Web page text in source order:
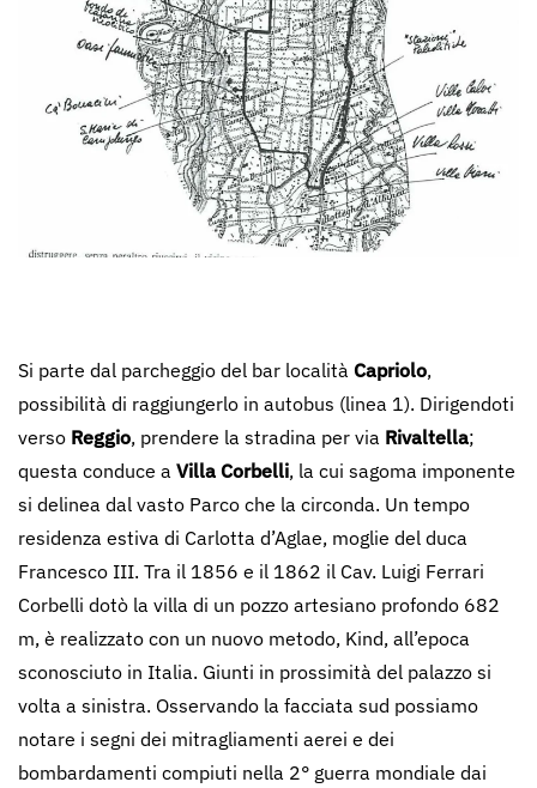
Si parte dal parcheggio del bar località Capriolo,
possibilità di raggiungerlo in autobus (linea 1). Dirigendoti
verso Reggio, prendere la stradina per via Rivaltella;
questa conduce a Villa Corbelli, la cui sagoma imponente
si delinea dal vasto Parco che la circonda. Un tempo
residenza estiva di Carlotta d’Aglae, moglie del duca
Francesco III. Tra il 1856 e il 1862 il Cav. Luigi Ferrari
Corbelli dotò la villa di un pozzo artesiano profondo 682
m, è realizzato con un nuovo metodo, Kind, all’epoca
sconosciuto in Italia. Giunti in prossimità del palazzo si
volta a sinistra. Osservando la facciata sud possiamo
notare i segni dei mitragliamenti aerei e dei
bombardamenti compiuti nella 2° guerra mondiale dai